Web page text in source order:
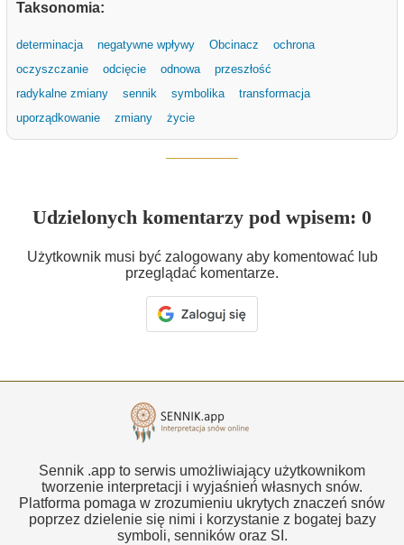
Taksonomia:
determinacja negatywne wpływy Obcinacz
ochrona
oczyszczanie
odcięcie odnowa
przeszłość
radykalne zmiany
sennik symbolika
transformacja
uporządkowanie
zmiany życie
Udzielonych komentarzy pod wpisem: 0
Użytkownik musi być zalogowany aby komentować lub
przeglądać komentarze.
Sennik .app to serwis umożliwiający użytkownikom
tworzenie interpretacji i wyjaśnień własnych snów.
Platforma pomaga w zrozumieniu ukrytych znaczeń snów
poprzez dzielenie się nimi i korzystanie z bogatej bazy
symboli, senników oraz SI.